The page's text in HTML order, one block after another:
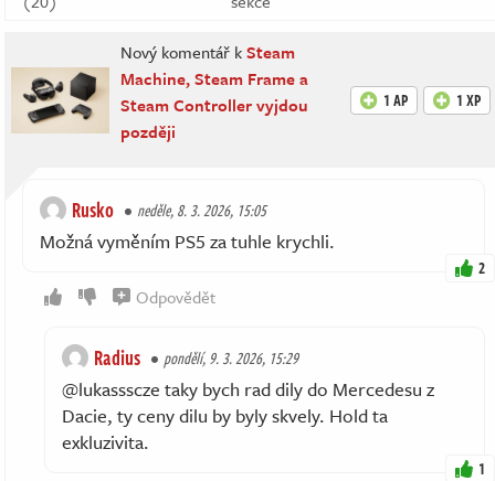
Nový komentář kSteam
Machine, Steam Frame a
Steam Controller vyjdou
později
1 AP 1 XP
Rusko neděle, 8. 3. 2026, 15:05
Možná vyměním PS5 za tuhle krychli.
2
Odpovědět
Radius pondělí, 9. 3. 2026, 15:29
@lukassscze taky bych rad dily do Mercedesu z
Dacie, ty ceny dilu by byly skvely. Hold ta
exkluzivita.
1